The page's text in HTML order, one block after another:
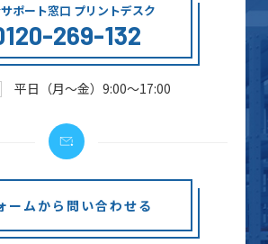
ポート窓口 プリントデスク
269-132
平日（月～金）9:00～17:00
ームから問い合わせる